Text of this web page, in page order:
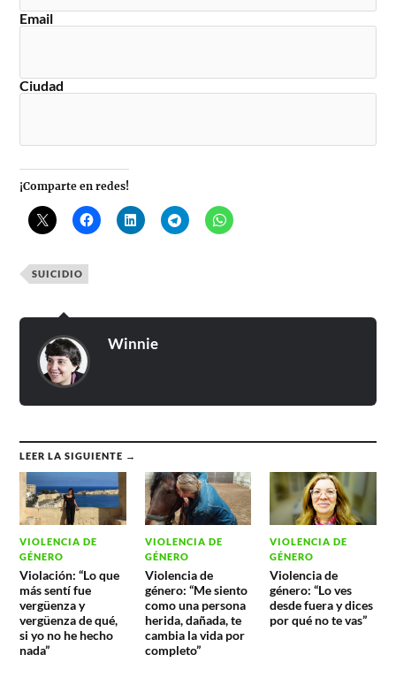
Email
Ciudad
¡Comparte en redes!
SUICIDIO
Winnie
LEER LA SIGUIENTE →
VIOLENCIA DE
GÉNERO
Violación: “Lo que
más sentí fue
vergüenza y
vergüenza de qué,
si yo no he hecho
nada”
VIOLENCIA DE
GÉNERO
Violencia de
género: “Me siento
como una persona
herida, dañada, te
cambia la vida por
completo”
VIOLENCIA DE
GÉNERO
Violencia de
género: “Lo ves
desde fuera y dices
por qué no te vas”